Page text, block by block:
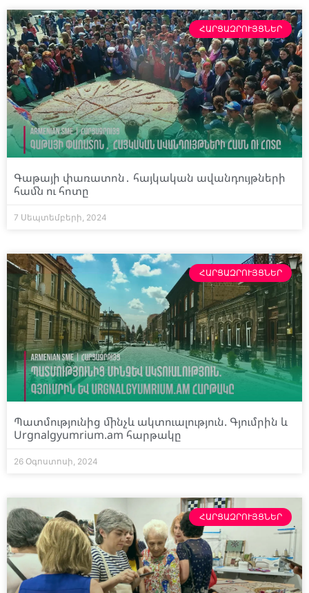
ՀԱՐՑԱԶՐՈՒՅՑՆԵՐ
Գաթայի փառատոն․ հայկական ավանդույթների
համն ու հոտը
7 Սեպտեմբերի, 2024
ՀԱՐՑԱԶՐՈՒՅՑՆԵՐ
Պատմությունից մինչև ակտուալություն. Գյումրին և
Urgnalgyumrium.am հարթակը
26 Օգոստոսի, 2024
ՀԱՐՑԱԶՐՈՒՅՑՆԵՐ